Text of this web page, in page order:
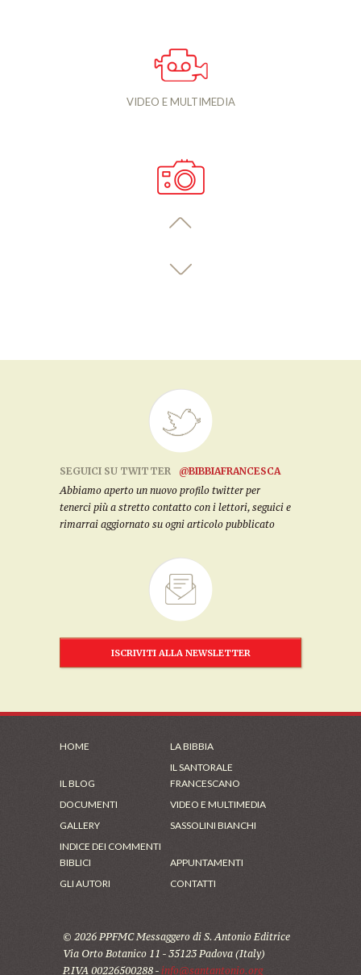
VIDEO E MULTIMEDIA
SEGUICI SU TWITTER
@BIBBIAFRANCESCA
Abbiamo aperto un nuovo profilo twitter per
tenerci più a stretto contatto con i lettori, seguici e
rimarrai aggiornato su ogni articolo pubblicato
ISCRIVITI ALLA NEWSLETTER
HOME LA BIBBIA
IL BLOG
IL SANTORALE
FRANCESCANO
DOCUMENTI
VIDEO E MULTIMEDIA
GALLERY
SASSOLINI BIANCHI
INDICE DEI COMMENTI
BIBLICI
APPUNTAMENTI
GLI AUTORI
CONTATTI
© 2026 PPFMC Messaggero di S. Antonio Editrice
Via Orto Botanico 11 - 35123 Padova (Italy)
P.IVA 00226500288 - info@santantonio.org